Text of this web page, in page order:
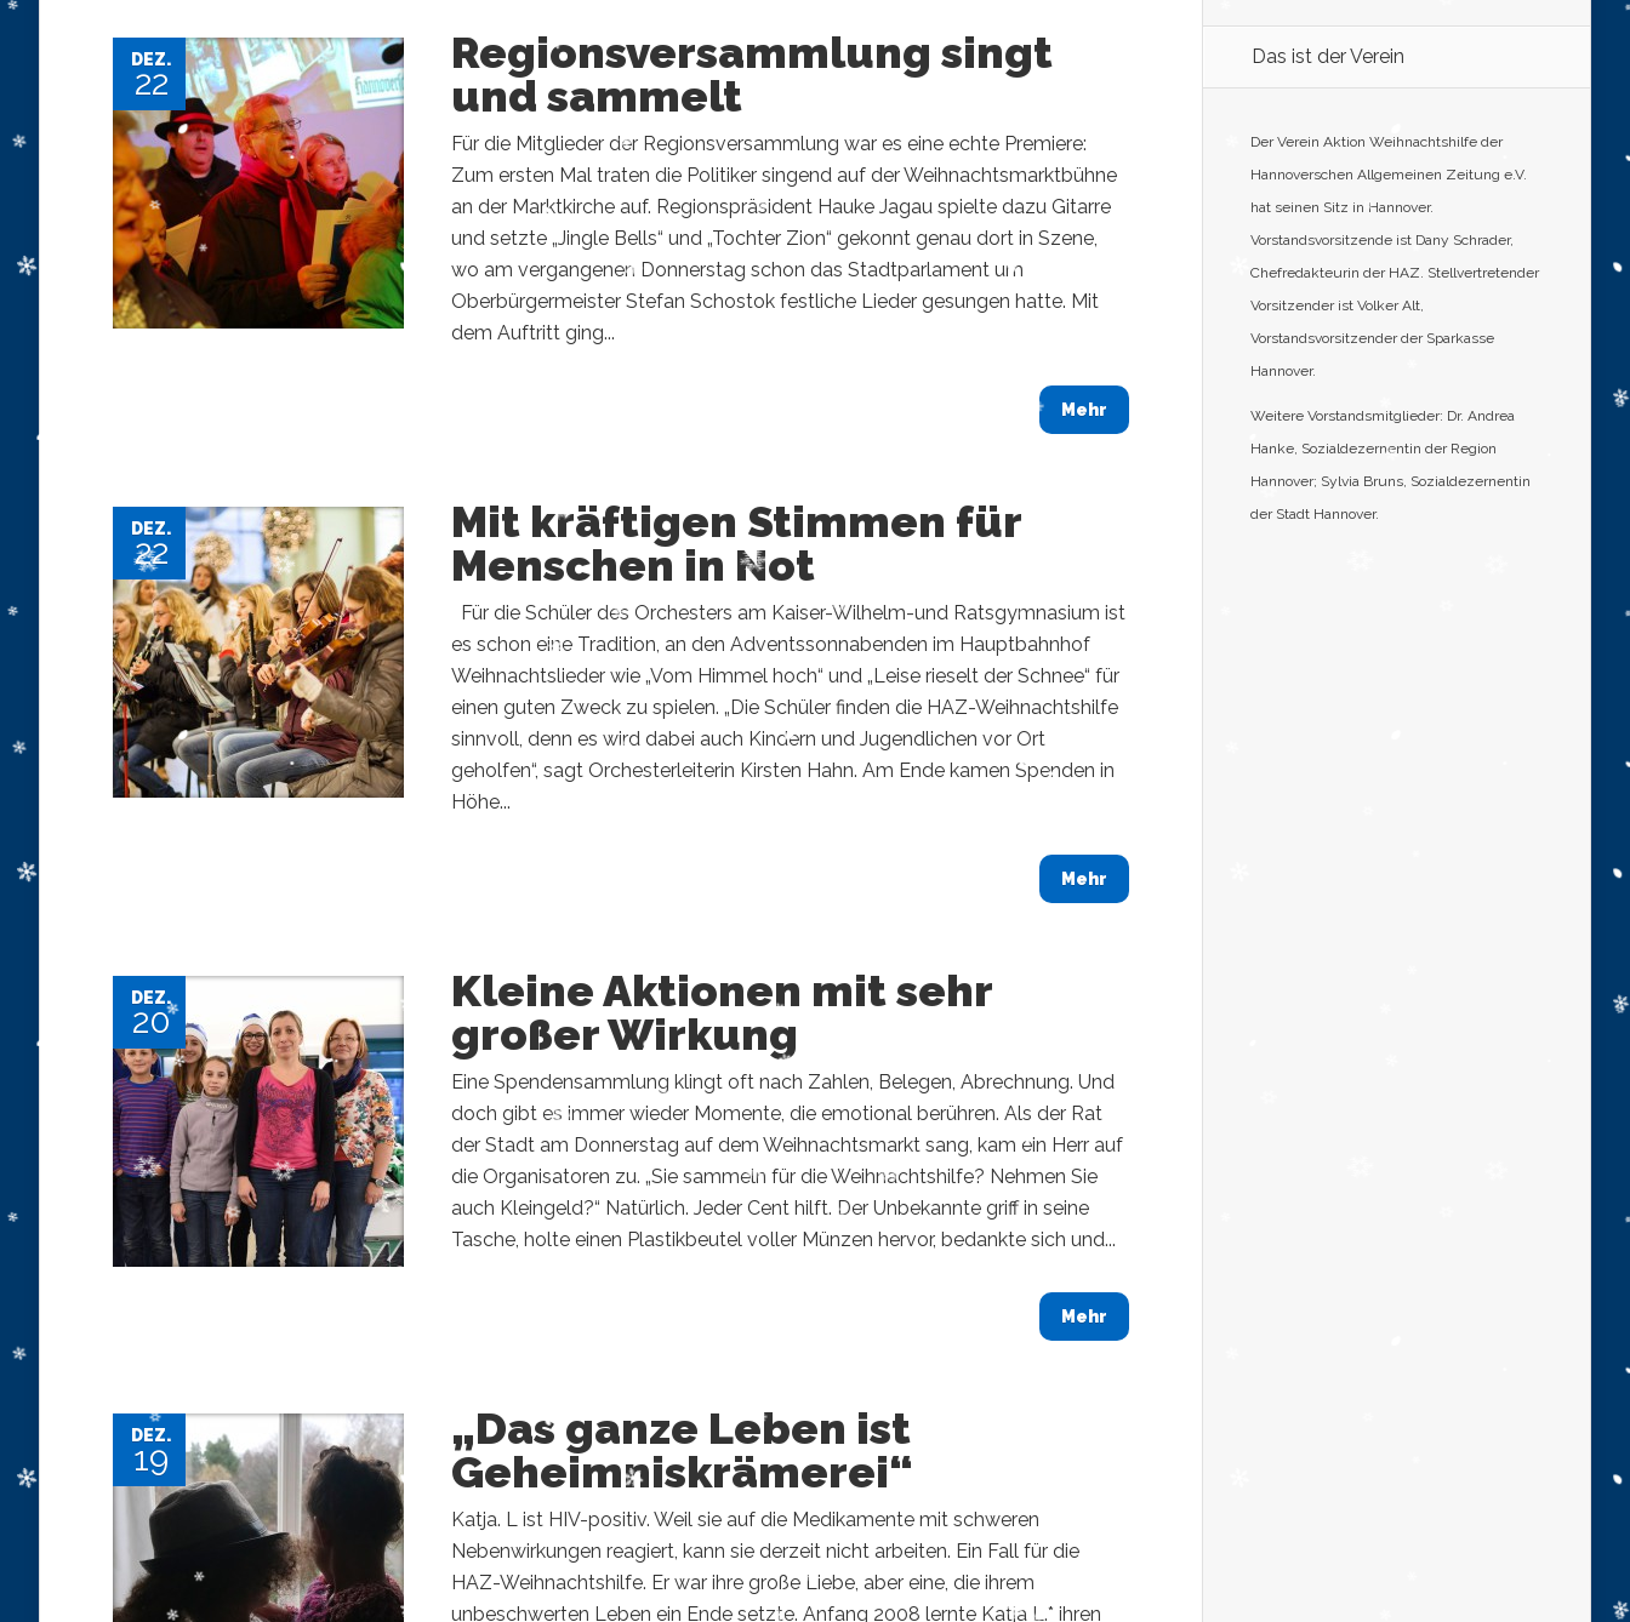
DEZ.
22
Regionsversammlung singt
und sammelt
Für die Mitglieder der Regionsversammlung war es eine echte Premiere:
Zum ersten Mal traten die Politiker singend auf der Weihnachtsmarktbühne
an der Marktkirche auf. Regionspräsident Hauke Jagau spielte dazu Gitarre
und setzte „Jingle Bells“ und „Tochter Zion“ gekonnt genau dort in Szene,
wo am vergangenen Donnerstag schon das Stadtparlament um
Oberbürgermeister Stefan Schostok festliche Lieder gesungen hatte. Mit
dem Auftritt ging...
Mehr
DEZ.
22
Mit kräftigen Stimmen für
Menschen in Not
Für die Schüler des Orchesters am Kaiser-Wilhelm-und Ratsgymnasium ist
es schon eine Tradition, an den Adventssonnabenden im Hauptbahnhof
Weihnachtslieder wie „Vom Himmel hoch“ und „Leise rieselt der Schnee“ für
einen guten Zweck zu spielen. „Die Schüler finden die HAZ-Weihnachtshilfe
sinnvoll, denn es wird dabei auch Kindern und Jugendlichen vor Ort
geholfen“, sagt Orchesterleiterin Kirsten Hahn. Am Ende kamen Spenden in
Höhe...
Mehr
DEZ.
20
Kleine Aktionen mit sehr
großer Wirkung
Eine Spendensammlung klingt oft nach Zahlen, Belegen, Abrechnung. Und
doch gibt es immer wieder Momente, die emotional berühren. Als der Rat
der Stadt am Donnerstag auf dem Weihnachtsmarkt sang, kam ein Herr auf
die Organisatoren zu. „Sie sammeln für die Weihnachtshilfe? Nehmen Sie
auch Kleingeld?“ Natürlich. Jeder Cent hilft. Der Unbekannte griff in seine
Tasche, holte einen Plastikbeutel voller Münzen hervor, bedankte sich und...
Mehr
DEZ.
19
„Das ganze Leben ist
Geheimniskrämerei“
Katja. L ist HIV-positiv. Weil sie auf die Medikamente mit schweren
Nebenwirkungen reagiert, kann sie derzeit nicht arbeiten. Ein Fall für die
HAZ-Weihnachtshilfe. Er war ihre große Liebe, aber eine, die ihrem
unbeschwerten Leben ein Ende setzte. Anfang 2008 lernte Katja L.* ihren
Das ist der Verein
Der Verein Aktion Weihnachtshilfe der
Hannoverschen Allgemeinen Zeitung e.V.
hat seinen Sitz in Hannover.
Vorstandsvorsitzende ist Dany Schrader,
Chefredakteurin der HAZ. Stellvertretender
Vorsitzender ist Volker Alt,
Vorstandsvorsitzender der Sparkasse
Hannover.
Weitere Vorstandsmitglieder: Dr. Andrea
Hanke, Sozialdezernentin der Region
Hannover; Sylvia Bruns, Sozialdezernentin
der Stadt Hannover.